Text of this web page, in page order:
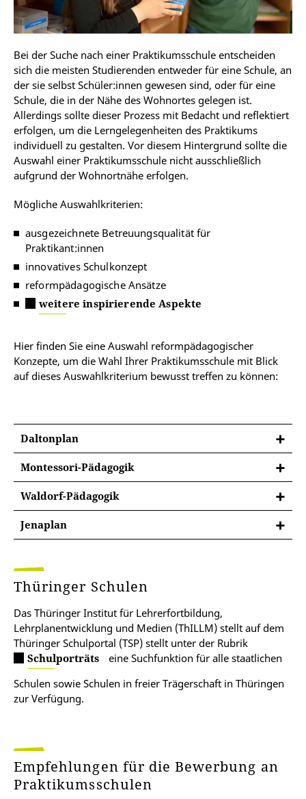
Bei der Suche nach einer Praktikumsschule entscheiden
sich die meisten Studierenden entweder für eine Schule, an
der sie selbst Schüler:innen gewesen sind, oder für eine
Schule, die in der Nähe des Wohnortes gelegen ist.
Allerdings sollte dieser Prozess mit Bedacht und reflektiert
erfolgen, um die Lerngelegenheiten des Praktikums
individuell zu gestalten. Vor diesem Hintergrund sollte die
Auswahl einer Praktikumsschule nicht ausschließlich
aufgrund der Wohnortnähe erfolgen.
Mögliche Auswahlkriterien:
ausgezeichnete Betreuungsqualität für
Praktikant:innen
innovatives Schulkonzept
reformpädagogische Ansätze
weitere inspirierende Aspekte
Hier finden Sie eine Auswahl reformpädagogischer
Konzepte, um die Wahl Ihrer Praktikumsschule mit Blick
auf dieses Auswahlkriterium bewusst treffen zu können:
Daltonplan
Montessori-Pädagogik
Montessori-Pädagogik
Das Montessori-Konzept wird in diesem
Erklärvideo vorgestellt.
In diesem Video erfahren Sie mehr über die
Grundlagen.
Die Montessori Stiftung Berlin erklärt in einem
Video , was die Montessori-Pädagogik
auszeichnet.
Waldorf-Pädagogik
Waldorf-Pädagogik
Waldorf-Pädagogik
Die Waldorfschule Soest stellt sich vor.
Jenaplan
Wodurch sich der Jenaplan auszeichnet, wird
Eine Grundschule in Jena
zeigt, wie sie den
Jenaplan umsetzt.
Thüringer Schulen
Das Thüringer Institut für Lehrerfortbildung,
Lehrplanentwicklung und Medien (ThILLM) stellt auf dem
Thüringer Schulportal (TSP) stellt unter der Rubrik
Schulporträts
eine Suchfunktion für alle staatlichen
Schulen sowie Schulen in freier Trägerschaft in Thüringen
zur Verfügung.
Empfehlungen für die Bewerbung an
Praktikumsschulen